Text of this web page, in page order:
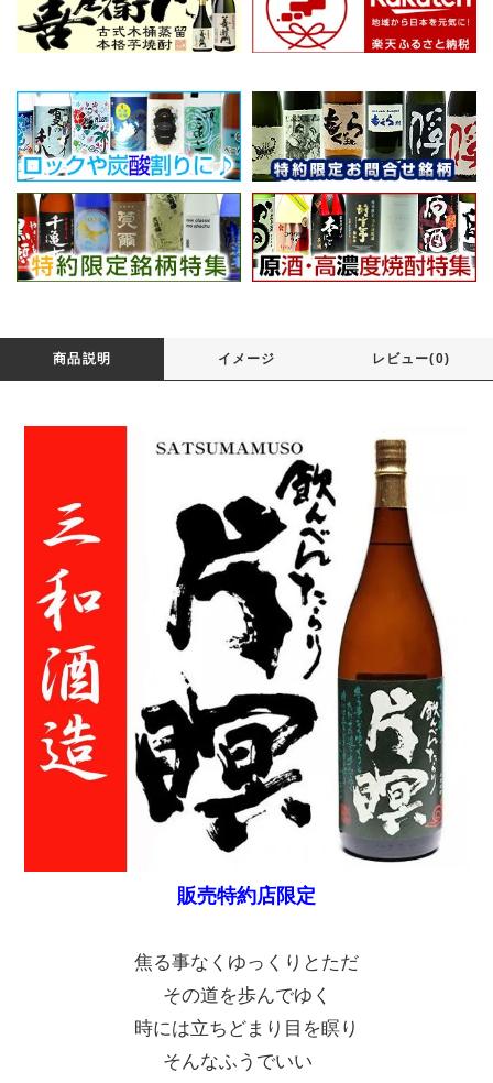
商品説明 イメージ レビュー(0)
販売特約店限定
焦る事なくゆっくりとただ
その道を歩んでゆく
時には立ちどまり目を瞑り
そんなふうでいい